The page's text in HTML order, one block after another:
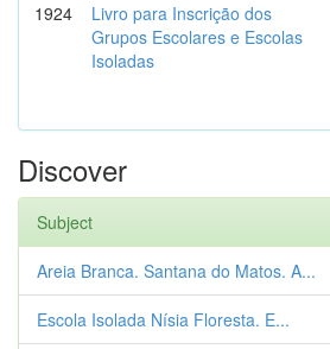
1924
Livro para Inscrição dos
Grupos Escolares e Escolas
Isoladas
Discover
Subject
Areia Branca. Santana do Matos. A...
Escola Isolada Nísia Floresta. E...